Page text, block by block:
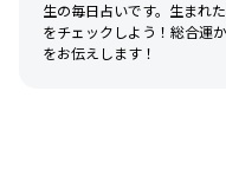
生の毎日占いです。生まれ
をチェックしよう！総合運
をお伝えします！